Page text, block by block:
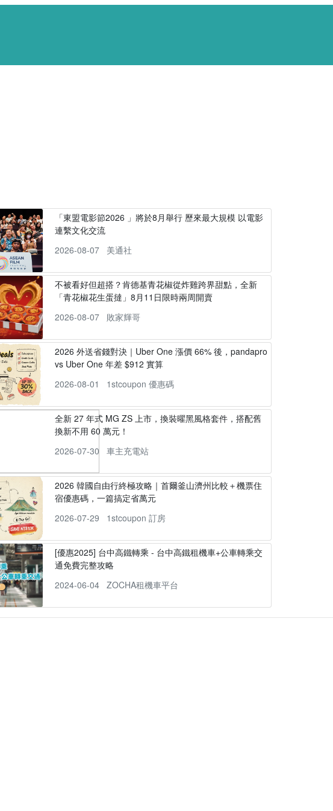
「東盟電影節2026 」將於8月舉行 歷來最大規模 以電影
連繫文化交流
2026-08-07
美通社
不被看好但超搭？肯德基青花椒從炸雞跨界甜點，全新
「青花椒花生蛋撻」8月11日限時兩周開賣
2026-08-07
敗家輝哥
2026 外送省錢對決｜Uber One 漲價 66% 後，pandapro
vs Uber One 年差 $912 實算
2026-08-01
1stcoupon 優惠碼
全新 27 年式 MG ZS 上市，換裝曜黑風格套件，搭配舊
換新不用 60 萬元！
2026-07-30
車主充電站
2026 韓國自由行終極攻略｜首爾釜山濟州比較＋機票住
宿優惠碼，一篇搞定省萬元
2026-07-29
1stcoupon 訂房
[優惠2025] 台中高鐵轉乘 - 台中高鐵租機車+公車轉乘交
通免費完整攻略
2024-06-04
ZOCHA租機車平台